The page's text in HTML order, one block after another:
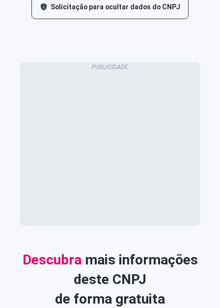
Solicitação para ocultar dados do CNPJ
Descubra mais informações
deste CNPJ
de forma gratuita